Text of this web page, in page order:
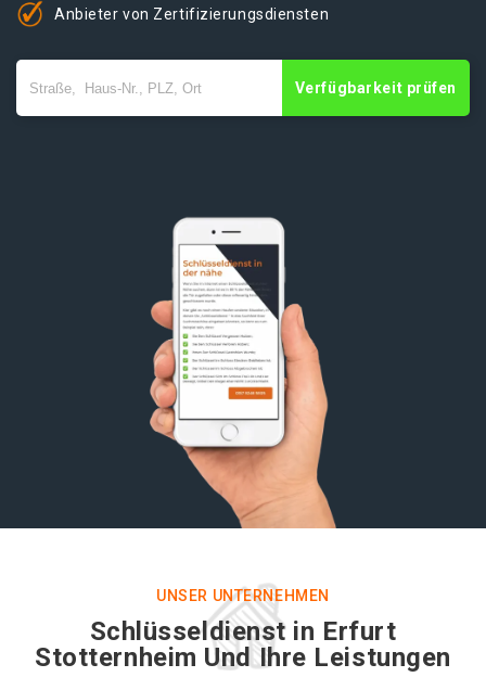
Anbieter von Zertifizierungsdiensten
Verfügbarkeit prüfen
UNSER UNTERNEHMEN
Schlüsseldienst in Erfurt
Stotternheim Und Ihre Leistungen